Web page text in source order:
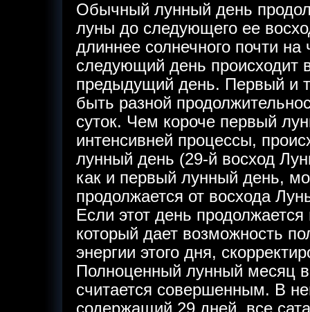
Обычный лунный день
луны до следующего ее
длиннее солнечного почти
следующий день происходит
предыдущий день. Первый и
быть разной
суток. Чем короче первый
интенсивней процессы,
лунный день (29-й восход
как и первый лунный день,
продолжается от восхода
Если этот день
который дает возможность
энергии этого дня,
Полноценный лунный месяц
считается совершенным. В